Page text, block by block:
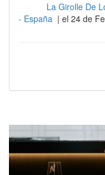
La Girolle De
- España | el 24 de